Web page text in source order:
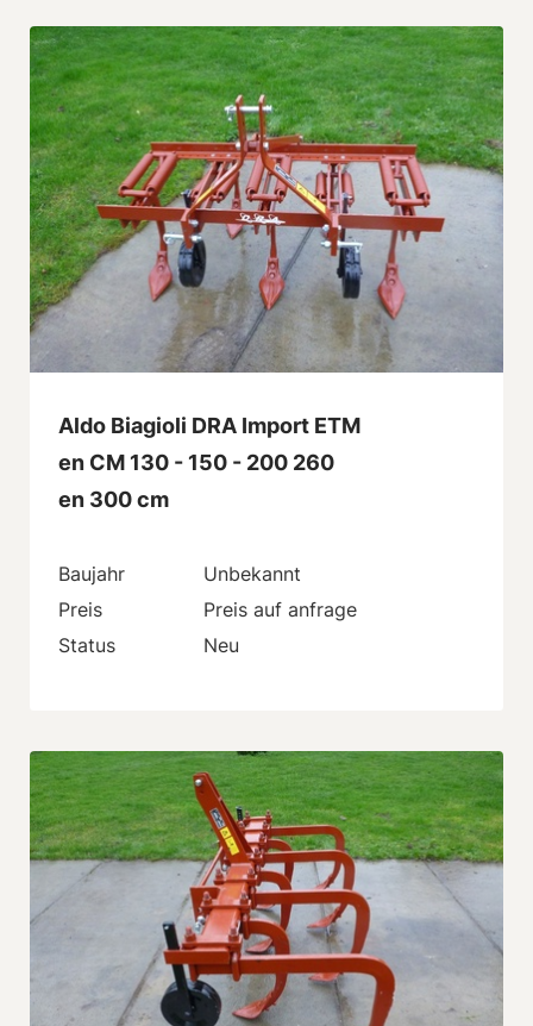
Aldo Biagioli DRA Import ETM
en CM 130 - 150 - 200 260
en 300 cm
Baujahr
Unbekannt
Preis
Preis auf anfrage
Status
Neu